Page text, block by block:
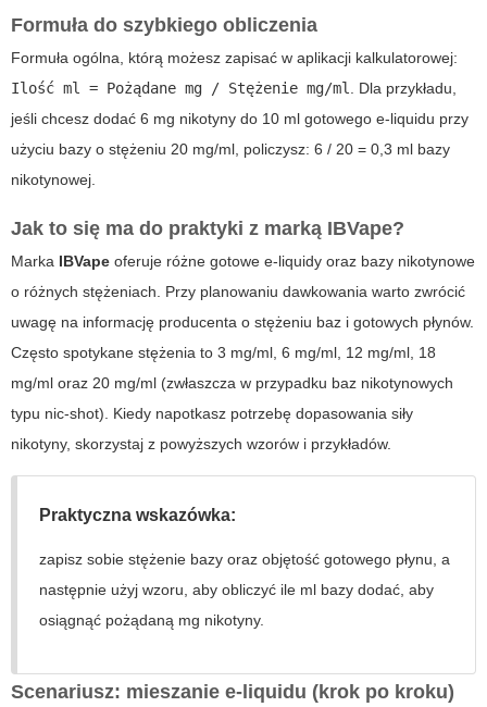
Formuła do szybkiego obliczenia
Formuła ogólna, którą możesz zapisać w aplikacji kalkulatorowej:
Ilość ml = Pożądane mg / Stężenie mg/ml. Dla przykładu,
jeśli chcesz dodać 6 mg nikotyny do 10 ml gotowego e-liquidu przy
użyciu bazy o stężeniu 20 mg/ml, policzysz: 6 / 20 = 0,3 ml bazy
nikotynowej.
Jak to się ma do praktyki z marką IBVape?
Marka IBVape oferuje różne gotowe e-liquidy oraz bazy nikotynowe
o różnych stężeniach. Przy planowaniu dawkowania warto zwrócić
uwagę na informację producenta o stężeniu baz i gotowych płynów.
Często spotykane stężenia to 3 mg/ml, 6 mg/ml, 12 mg/ml, 18
mg/ml oraz 20 mg/ml (zwłaszcza w przypadku baz nikotynowych
typu nic-shot). Kiedy napotkasz potrzebę dopasowania siły
nikotyny, skorzystaj z powyższych wzorów i przykładów.
Praktyczna wskazówka:
zapisz sobie stężenie bazy oraz objętość gotowego płynu, a
następnie użyj wzoru, aby obliczyć ile ml bazy dodać, aby
osiągnąć pożądaną mg nikotyny.
Scenariusz: mieszanie e-liquidu (krok po kroku)